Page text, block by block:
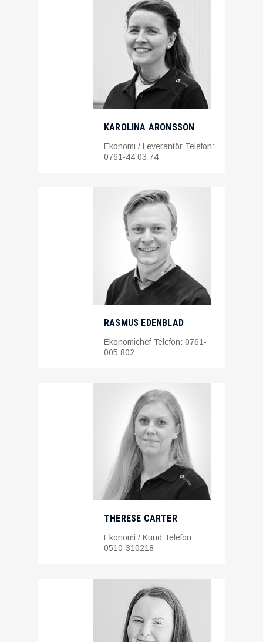
KAROLINA ARONSSON
Ekonomi / Leverantör Telefon:
0761-44 03 74
RASMUS EDENBLAD
Ekonomichef Telefon: 0761-
005 802
THERESE CARTER
Ekonomi / Kund Telefon:
0510-310218